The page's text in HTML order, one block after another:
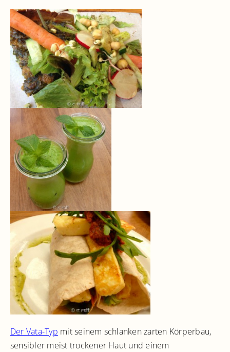
Der Vata-Typ mit seinem schlanken zarten Körperbau,
sensibler meist trockener Haut und einem